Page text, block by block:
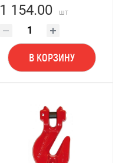
(13-Т8 кл) FORCE LIFTING
1 154.00 шт
В КОРЗИНУ